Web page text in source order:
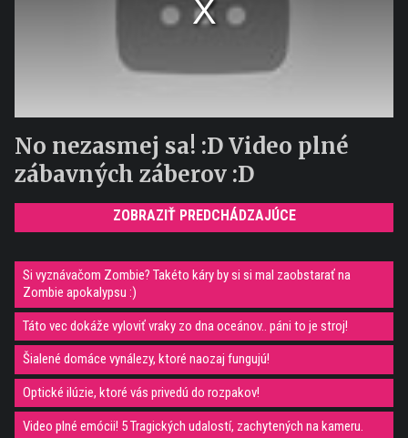
No nezasmej sa! :D Video plné
zábavných záberov :D
ZOBRAZIŤ PREDCHÁDZAJÚCE
Si vyznávačom Zombie? Takéto káry by si si mal zaobstarať na
Zombie apokalypsu :)
Táto vec dokáže vyloviť vraky zo dna oceánov.. páni to je stroj!
Šialené domáce vynálezy, ktoré naozaj fungujú!
Optické ilúzie, ktoré vás privedú do rozpakov!
Video plné emócii! 5 Tragických udalostí, zachytených na kameru.